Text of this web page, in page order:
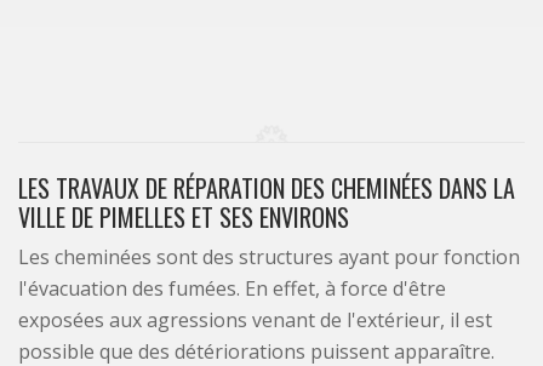
LES TRAVAUX DE RÉPARATION DES CHEMINÉES DANS LA
VILLE DE PIMELLES ET SES ENVIRONS
Les cheminées sont des structures ayant pour fonction
l'évacuation des fumées. En effet, à force d'être
exposées aux agressions venant de l'extérieur, il est
possible que des détériorations puissent apparaître.